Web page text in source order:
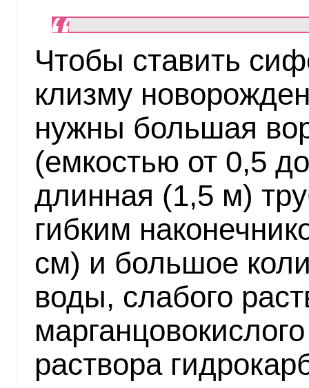
Чтобы ставить
клизму
нужны большая
(емкостью от 0,5
длинная (1,5 м)
гибким
см) и большое
воды, слабого
раствора